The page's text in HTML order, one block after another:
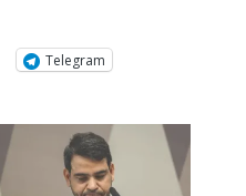
Telegram